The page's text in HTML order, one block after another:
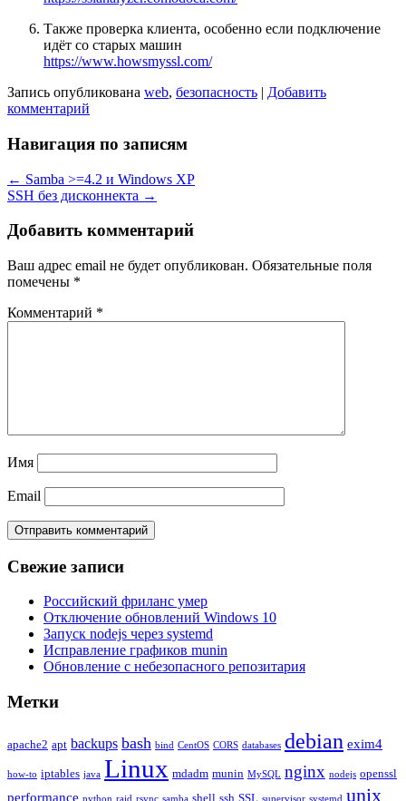
Также проверка клиента, особенно если подключение
идёт со старых машин
https://www.howsmyssl.com/
Запись опубликована web, безопасность | Добавить
комментарий
Навигация по записям
← Samba >=4.2 и Windows XP
SSH без дисконнекта →
Добавить комментарий
Ваш адрес email не будет опубликован. Обязательные поля
помечены *
Комментарий *
Имя
Email
Свежие записи
Российский фриланс умер
Отключение обновлений Windows 10
Запуск nodejs через systemd
Исправление графиков munin
Обновление с небезопасного репозитария
Метки
apache2 apt backups bash bind CentOS CORS databases debian exim4
how-to iptables java Linux mdadm munin MySQL nginx nodejs openssl
performance python raid rsync samba shell ssh SSL supervisor systemd unix